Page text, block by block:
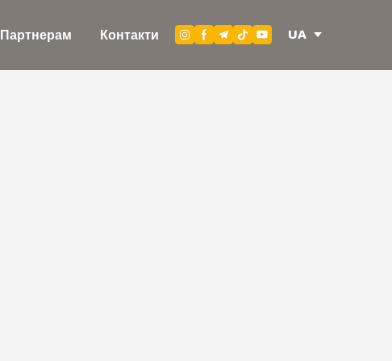
Партнерам Контакти UA